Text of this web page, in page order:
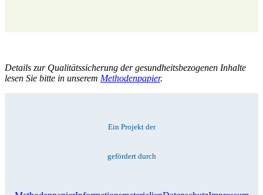
Details zur Qualitätssicherung der gesundheitsbezogenen Inhalte
lesen Sie bitte in unserem Methodenpapier.
Ein Projekt der
gefördert durch